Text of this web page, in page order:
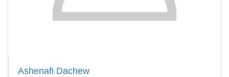
Ashenafi Dachew